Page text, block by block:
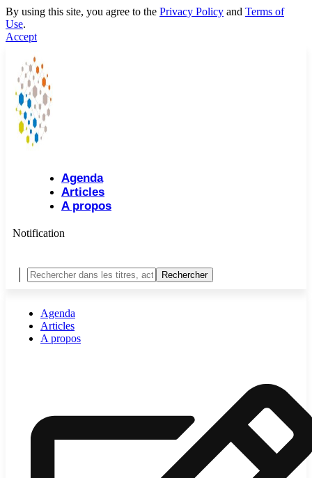
By using this site, you agree to the Privacy Policy and Terms of
Use.
Accept
Agenda
Articles
A propos
Notification
Agenda
Articles
A propos